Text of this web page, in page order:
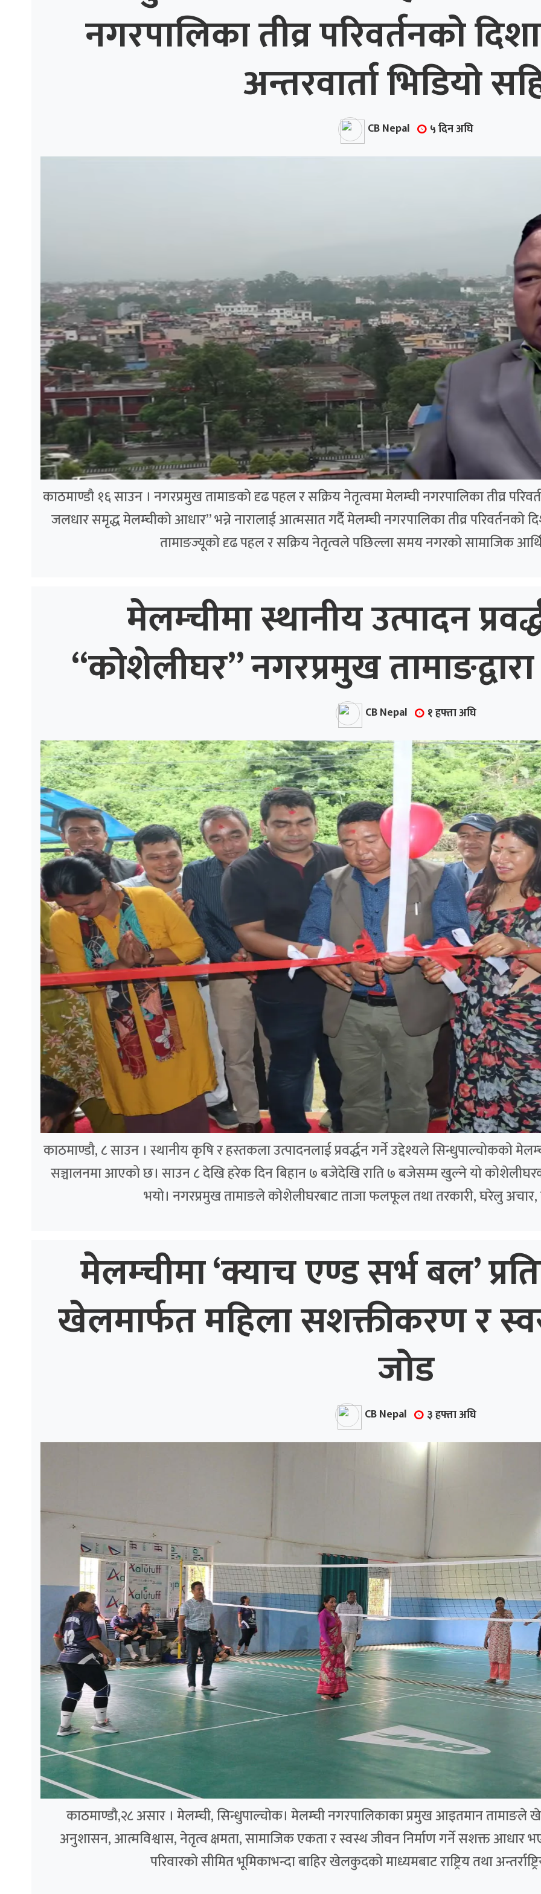
नगरपालिका तीव्र परिवर्तनको
अन्तरवार्ता भिडियो
CB Nepal ५ दिन अघि
काठमाण्डौ १६ साउन । नगरप्रमुख तामाङको दृढ पहल र सक्रिय नेतृत्वमा मेलम्ची नगरपालिका तीव्र
जलधार समृद्ध मेलम्चीको आधार” भन्ने नारालाई आत्मसात गर्दै मेलम्ची नगरपालिका तीव्र परिवर्तनको
तामाङज्यूको दृढ पहल र सक्रिय नेतृत्वले पछिल्ला समय नगरको सामाजिक
मेलम्चीमा स्थानीय उत्पादन
“कोशेलीघर” नगरप्रमुख
CB Nepal १ हफ्ता अघि
काठमाण्डौ, ८ साउन । स्थानीय कृषि र हस्तकला उत्पादनलाई प्रवर्द्धन गर्ने उद्देश्यले सिन्धुपाल्चोकको
सञ्चालनमा आएको छ। साउन ८ देखि हरेक दिन बिहान ७ बजेदेखि राति ७ बजेसम्म खुल्ने यो
भयो। नगरप्रमुख तामाङले कोशेलीघरबाट ताजा फलफूल तथा तरकारी, घरेलु
मेलम्चीमा ‘क्याच एण्ड सर्भ बल’
खेलमार्फत महिला सशक्तीकरण र
जोड
CB Nepal ३ हफ्ता अघि
काठमाण्डौ,२८ असार । मेलम्ची, सिन्धुपाल्चोक। मेलम्ची नगरपालिकाका प्रमुख आइतमान तामाङले
अनुशासन, आत्मविश्वास, नेतृत्व क्षमता, सामाजिक एकता र स्वस्थ जीवन निर्माण गर्ने सशक्त आधार
परिवारको सीमित भूमिकाभन्दा बाहिर खेलकुदको माध्यमबाट राष्ट्रिय तथा